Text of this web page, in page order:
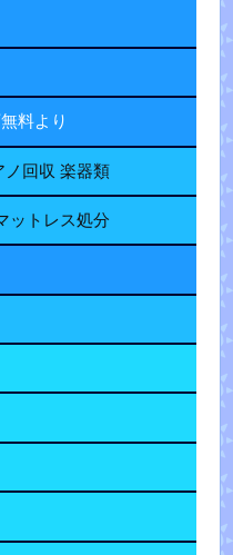
料より
ノ回収 楽器類
ットレス処分